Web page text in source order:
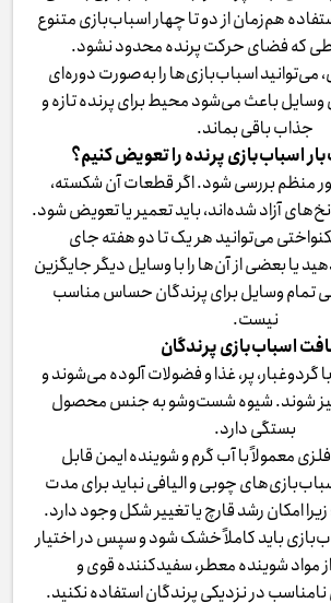
هم‌زمان از دو تا چهار اسباب‌بازی متنوع
که فضای حرکت پرنده محدود نشود.
اسباب‌بازی‌ها را به‌صورت دوره‌ای
باعث می‌شود محیط برای پرنده تازه و
جذاب باقی بماند.
اسباب‌بازی پرنده را تعویض کنیم؟
منظم بررسی شود. اگر قطعات آن شکسته،
نخ‌های آزاد شده‌اند، باید تعمیر یا تعویض شود.
می‌توانید هر یک تا دو هفته جای
یا بعضی از آن‌ها را با وسایل دیگر جایگزین
تمام وسایل برای پرندگان حساس مناسب
نیست.
اسباب‌بازی پرندگان
گردوغبار، پر، غذا و فضولات آلوده می‌شوند و
شوند. شیوه شست‌وشو به جنس محصول
بستگی دارد.
معمولاً با آب گرم و شوینده ایمن قابل
چوبی و الیافی نباید برای مدت
امکان رشد قارچ یا تغییر شکل وجود دارد.
باید کاملاً خشک شود و سپس در اختیار
از مواد شوینده معطر، سفیدکننده قوی و
در نزدیکی پرندگان استفاده نکنید.